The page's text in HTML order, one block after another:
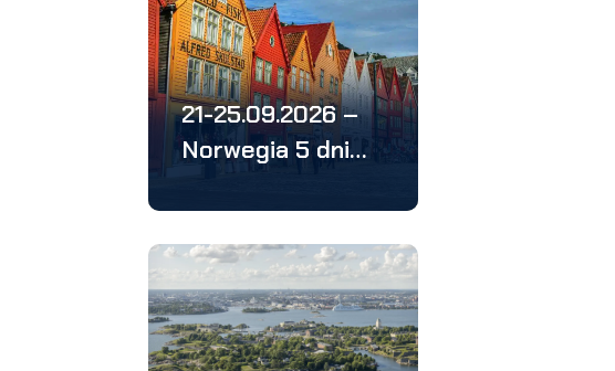
21-25.09.2026 –
Norwegia 5 dni
Oslo, Bergen,
Stavanger